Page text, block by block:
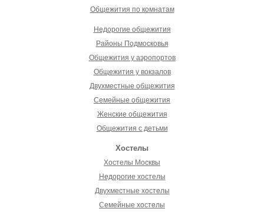
Общежития по комнатам
Недорогие общежития
Районы Подмосковья
Общежития у аэропортов
Общежития у вокзалов
Двухместные общежития
Семейные общежития
Женские общежития
Общежития с детьми
Хостелы
Хостелы Москвы
Недорогие хостелы
Двухместные хостелы
Семейные хостелы